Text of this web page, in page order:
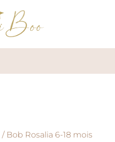
/ Bob Rosalia 6-18 mois